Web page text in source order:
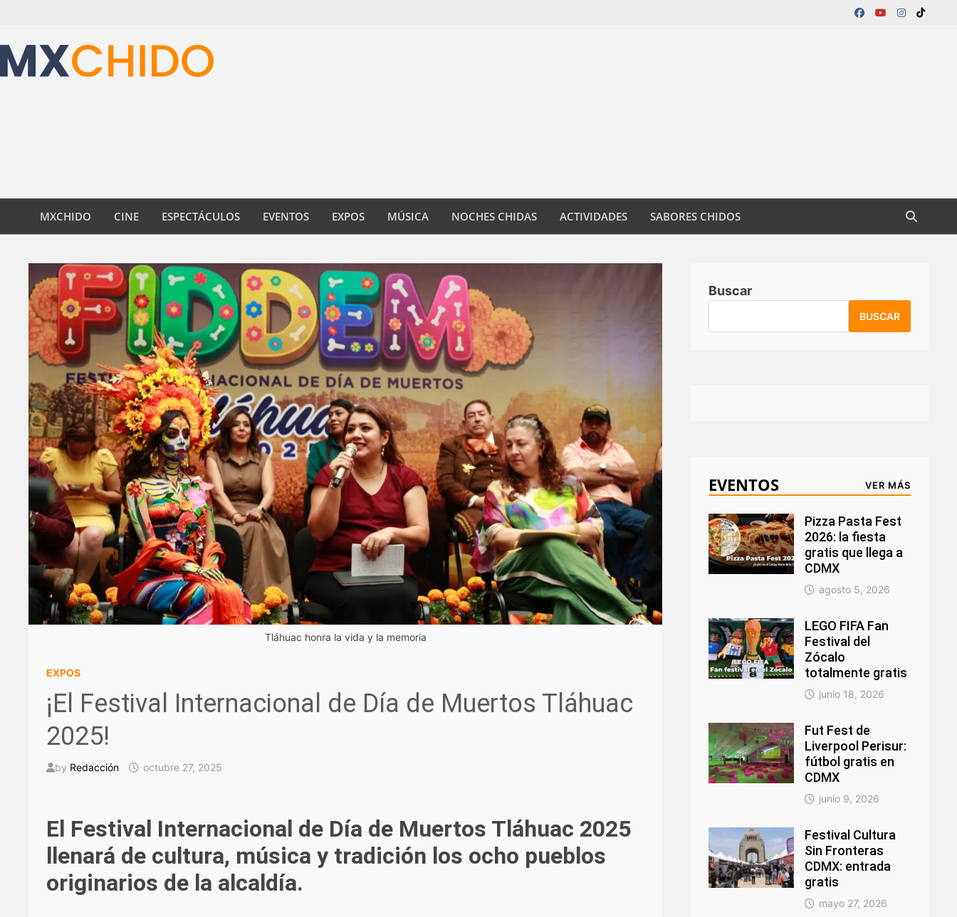
content
MXCHIDO CINE ESPECTÁCULOS EVENTOS EXPOS MÚSICA NOCHES CHIDAS ACTIVIDADES SABORES CHIDOS
Tláhuac honra la vida y la memoria
EXPOS
¡El Festival Internacional de Día de Muertos Tláhuac
2025!
by Redacción octubre 27, 2025
El Festival Internacional de Día de Muertos Tláhuac 2025
llenará de cultura, música y tradición los ocho pueblos
originarios de la alcaldía.
Buscar
BUSCAR
EVENTOS VER MÁS
Pizza Pasta Fest
2026: la fiesta
gratis que llega a
CDMX
agosto 5, 2026
LEGO FIFA Fan
Festival del
Zócalo
totalmente gratis
junio 18, 2026
Fut Fest de
Liverpool Perisur:
fútbol gratis en
CDMX
junio 9, 2026
Festival Cultura
Sin Fronteras
CDMX: entrada
gratis
mayo 27, 2026